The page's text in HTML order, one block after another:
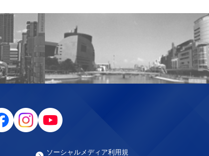
ソーシャルメディア利用規